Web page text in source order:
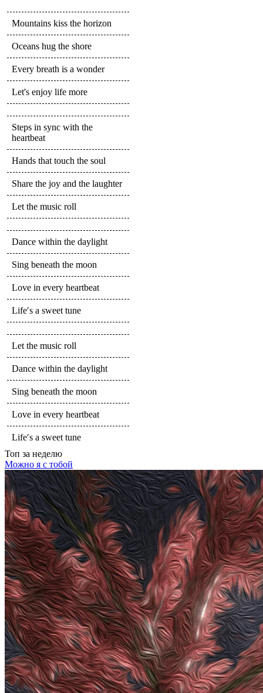
Mountains kiss the horizon
Oceans hug the shore
Every breath is a wonder
Let's enjoy life more
Steps in sync with the
heartbeat
Hands that touch the soul
Share the joy and the laughter
Let the music roll
Dance within the daylight
Sing beneath the moon
Love in every heartbeat
Life′s a sweet tune
Let the music roll
Dance within the daylight
Sing beneath the moon
Love in every heartbeat
Life′s a sweet tune
Топ за неделю
Можно я с тобой